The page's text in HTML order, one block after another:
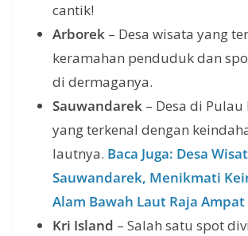
cantik!
Arborek – Desa wisata yang
keramahan penduduk dan
di dermaganya.
Sauwandarek – Desa di
yang terkenal dengan
lautnya. Baca Juga: Desa
Sauwandarek, Menikmati
Alam Bawah Laut Raja Ampat
Kri Island – Salah satu spot